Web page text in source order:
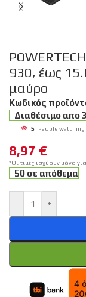
930, έως
μαύρο
Κωδικός
Διαθέσιμο απο
5 People
8,97 €
*Οι τιμές ισχύουν μόνο
50 σε απόθεμα
- +